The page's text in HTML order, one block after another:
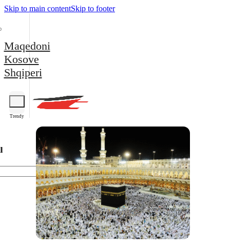
Skip to main contentSkip to footer
Maqedoni
Kosove
Shqiperi
Trendy